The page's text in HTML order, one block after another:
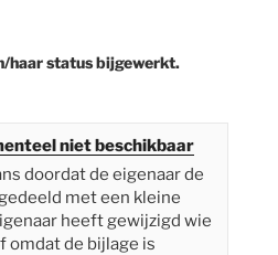
haar status bijgewerkt.
niet beschikbaar
doordat de eigenaar de
met een kleine
heeft gewijzigd wie
omdat de bijlage is